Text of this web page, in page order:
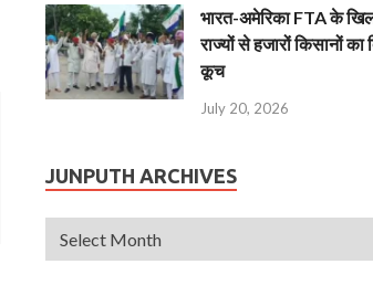
भारत-अमेरिका FTA के
राज्यों से हजारों किसानों का
कूच
July 20, 2026
JUNPUTH ARCHIVES